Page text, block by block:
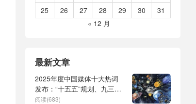
25
26 27 28 29 30
31
« 12 月
最新文章
2025年度中国媒体十大热词
发布：“十五五”规划、九三阅
兵、全球治理倡议、
阅读(683)